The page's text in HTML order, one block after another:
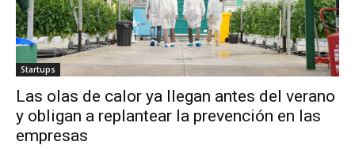
Startups
Las olas de calor ya llegan antes del verano
y obligan a replantear la prevención en las
empresas